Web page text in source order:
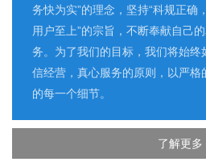
务快为实”的理念，坚持“科规正确
用户至上”的宗旨，不断奉献自己
务。为了我们的目标，我们将始终
信经营，真心服务的原则，以严格
的每一个细节。
了解更多